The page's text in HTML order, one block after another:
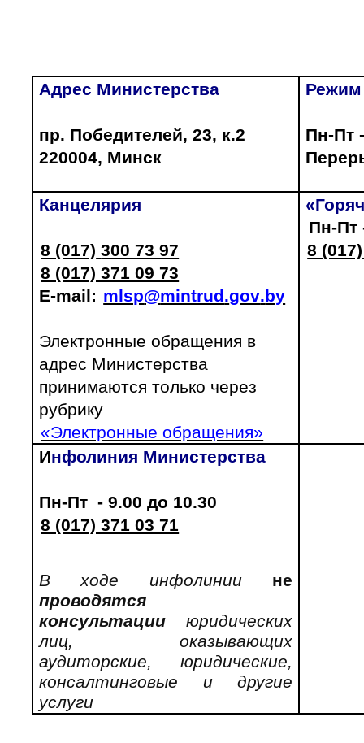
Адрес Министерства
пр. Победителей, 23, к.2
220004, Минск
Режим
Пн-Пт
Канцелярия
8 (017) 300 73 97
8 (017) 371 09 73
E-mail: mlsp@mintrud.gov.by
Электронные обращения в
адрес Министерства
принимаются только через
рубрику
«Электронные обращения»
Пн-Пт
8
Инфолиния Министерства
Пн-Пт - 9.00 до 10.30
8 (017) 371 03 71
В ходе инфолинии не
проводятся
консультации юридических
лиц, оказывающих
аудиторские, юридические,
консалтинговые и другие
услуги